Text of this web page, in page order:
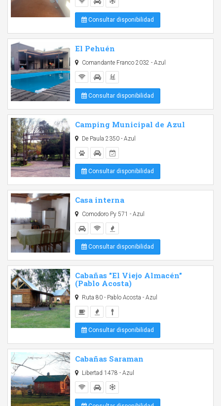
Consultar disponibilidad
El Pehuén
Comandante Franco 2032 - Azul
Consultar disponibilidad
Camping Municipal de Azul
De Paula 2350 - Azul
Consultar disponibilidad
Casa interna
Comodoro Py 571 - Azul
Consultar disponibilidad
Cabañas "El Viejo Almacén"
(Pablo Acosta)
Ruta 80 - Pablo Acosta - Azul
Consultar disponibilidad
Cabañas Saraman
Libertad 1478 - Azul